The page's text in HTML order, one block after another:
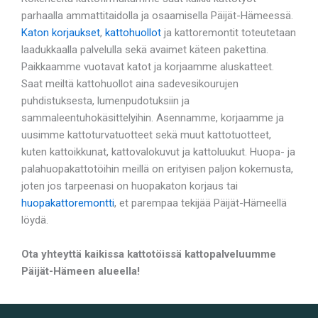
parhaalla ammattitaidolla ja osaamisella Päijät-Hämeessä.
Katon korjaukset, kattohuollot ja kattoremontit toteutetaan
laadukkaalla palvelulla sekä avaimet käteen pakettina.
Paikkaamme vuotavat katot ja korjaamme aluskatteet.
Saat meiltä kattohuollot aina sadevesikourujen
puhdistuksesta, lumenpudotuksiin ja
sammaleentuhokäsittelyihin. Asennamme, korjaamme ja
uusimme kattoturvatuotteet sekä muut kattotuotteet,
kuten kattoikkunat, kattovalokuvut ja kattoluukut. Huopa- ja
palahuopakattotöihin meillä on erityisen paljon kokemusta,
joten jos tarpeenasi on huopakaton korjaus tai
huopakattoremontti, et parempaa tekijää Päijät-Hämeellä
löydä.
Ota yhteyttä kaikissa kattotöissä kattopalveluumme
Päijät-Hämeen alueella!